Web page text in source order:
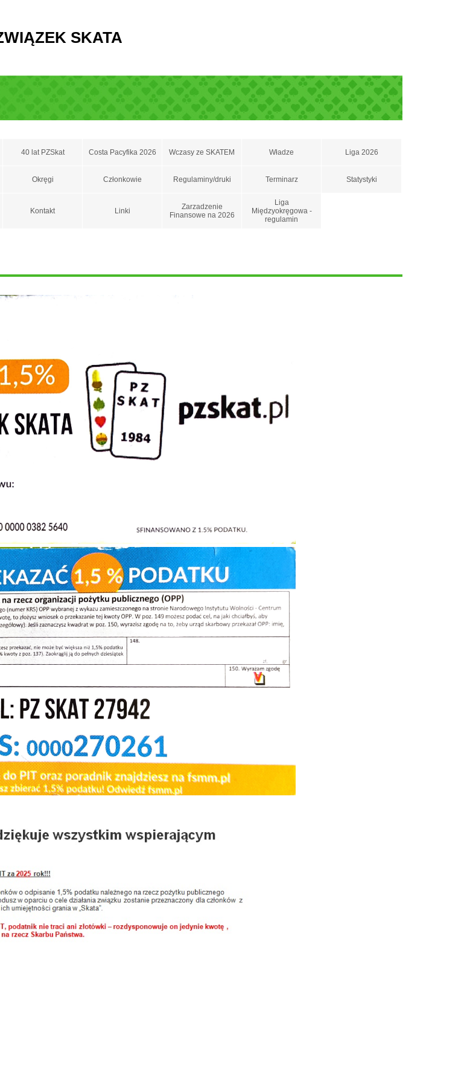
SKATA
40 lat PZSkat Costa Pacyfika 2026 Wczasy ze SKATEM Władze Liga 2026
Okręgi Członkowie Regulaminy/druki Terminarz Statystyki
Kontakt Linki
Zarzadzenie
Finansowe na 2026
Liga
Międzyokręgowa -
regulamin